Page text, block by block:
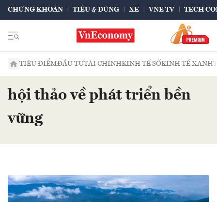
CHỨNG KHOÁN TIÊU & DÙNG XE VNE TV TECH
TIÊU ĐIỂMĐẦU TƯTÀI CHÍNHKINH TẾ SỐKINH TẾ XANH
hội thảo về phát triển bền
vững